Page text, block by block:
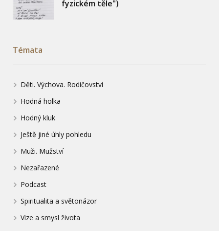
fyzickém těle")
Témata
Děti. Výchova. Rodičovství
Hodná holka
Hodný kluk
Ještě jiné úhly pohledu
Muži. Mužství
Nezařazené
Podcast
Spiritualita a světonázor
Vize a smysl života